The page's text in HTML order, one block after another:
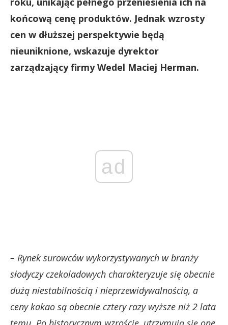
końcową cenę produktów. Jednak wzrosty
cen w dłuższej perspektywie będą
nieuniknione, wskazuje dyrektor
zarządzający firmy Wedel Maciej Herman.
ad
– Rynek surowców wykorzystywanych w branży
słodyczy czekoladowych charakteryzuje się obecnie
dużą niestabilnością i nieprzewidywalnością, a
ceny kakao są obecnie cztery razy wyższe niż 2 lata